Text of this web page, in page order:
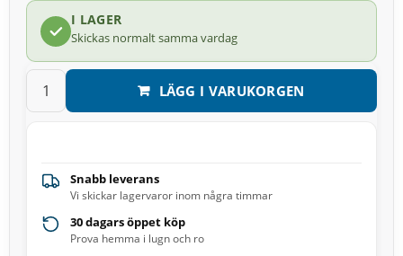
I LAGER
Skickas normalt samma vardag
LÄGG I VARUKORGEN
Snabb leverans
Vi skickar lagervaror inom några timmar
30 dagars öppet köp
Prova hemma i lugn och ro